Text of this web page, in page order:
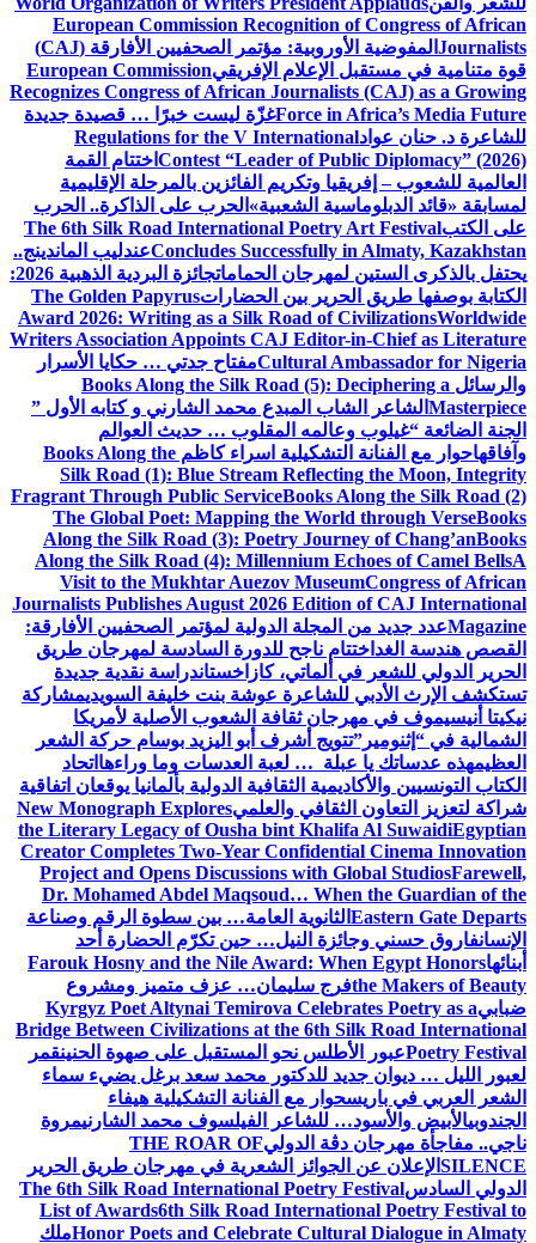
European Commission
المفوضية الأوروبية: مؤتمر الصحفيين الأفارقة (CAJ)
الإفريقيEuropean Commission
Recognizes Congress of African
غزّة ليست خبرًا … قصيدة جديدة
Regulations for the V
Contest “Leader of اختتام القمة
الفائزين بالمرحلة الإقليمية
الشعبية» الحرب على الذاكرة.. الحرب
The 6th Silk Road International
Concludes عندليب الماندينج..
الحمامات
جائزة البردية الذهبية 2026:
بين الحضاراتThe Golden Papyrus
Award 2026: Writing as a Silk Road
Writers Association Appoints CAJ
مفتاح جدتي … حكايا الأسرار
Books Along the Silk Road
محمد الشارني و كتابه الأول ”
المقلوب … حديث العوالم
اسراء كاظمBooks Along the
Silk Road (1): Blue Stream
Fragrant Through Public Service
The Global Poet: Mapping the
Along the Silk Road (3): Poetry
Along the Silk Road (4):
Visit to the Mukhtar Auezov
Journalists Publishes August 2026
الدولية لمؤتمر الصحفيين الأفارقة:
ناجح للدورة السادسة لمهرجان طريق
كازاخستاندراسة نقدية جديدة
عوشة بنت خليفة السويدي مشاركة
ثقافة الشعوب الأصلية لأمريكا
أشرف أبو اليزيد بوسام حركة الشعر
… لعبة العدسات وما وراءهااتحاد
الثقافية الدولية بألمانيا يوقعان اتفاقية
والعلميNew Monograph Explores
the Literary Legacy of Ousha bint
Creator Completes Two-Year
Project and Opens Discussions
Dr. Mohamed Abdel Maqsoud…
العامة… بين سطوة الرقم وصناعة
حين تكرّم الحضارة أحد
Farouk Hosny and the Nile Award:
سليمان… عزف متميز ومشروع
Kyrgyz Poet Altynai Temirova
Bridge Between Civilizations at the
نحو المستقبل على صهوة الحنين قمر
للدكتور محمد سعد برغل يضيء سماء
مع الفنانة التشكيلية هيفاء
الفيلسوف محمد الشارنيمروة
THE ROAR OF
الشعرية في مهرجان طريق الحرير
The 6th Silk Road International
List of Awards6th Silk Road
Honor Poets and Celebrateملك